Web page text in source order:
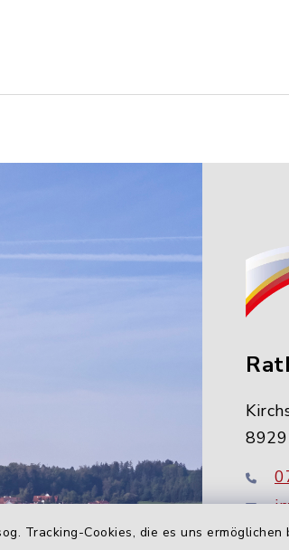
Tracking-Cookies, die es uns